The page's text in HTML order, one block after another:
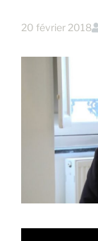
20 février 2018